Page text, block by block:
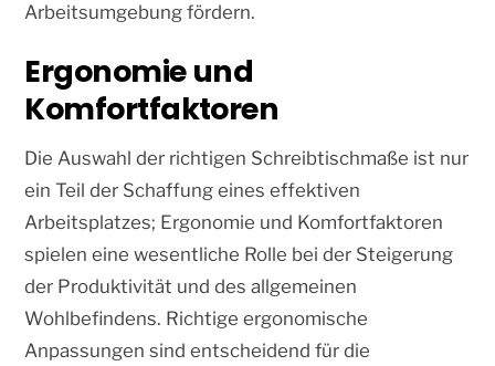
Arbeitsumgebung fördern.
Ergonomie und
Komfortfaktoren
Die Auswahl der richtigen Schreibtischmaße ist nur
ein Teil der Schaffung eines effektiven
Arbeitsplatzes; Ergonomie und Komfortfaktoren
spielen eine wesentliche Rolle bei der Steigerung
der Produktivität und des allgemeinen
Wohlbefindens. Richtige ergonomische
Anpassungen sind entscheidend für die